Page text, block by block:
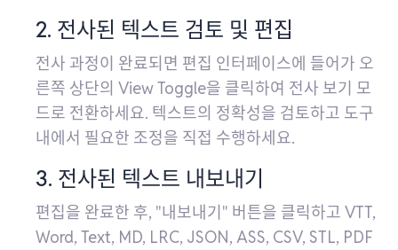
2. 전사된 텍스트 검토 및 편집
전사 과정이 완료되면 편집 인터페이스에 들어가 오
른쪽 상단의 View Toggle을 클릭하여 전사 보기 모
드로 전환하세요. 텍스트의 정확성을 검토하고 도구
내에서 필요한 조정을 직접 수행하세요.
3. 전사된 텍스트 내보내기
편집을 완료한 후, "내보내기" 버튼을 클릭하고 VTT,
Word, Text, MD, LRC, JSON, ASS, CSV, STL, PDF